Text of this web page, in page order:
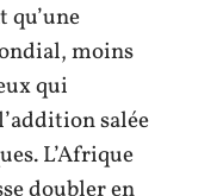
qu’une
moins
qui
salée
L’Afrique